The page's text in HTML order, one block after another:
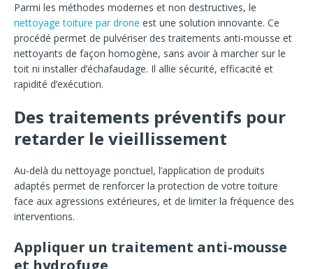
Parmi les méthodes modernes et non destructives, le
nettoyage toiture par drone est une solution innovante. Ce
procédé permet de pulvériser des traitements anti-mousse et
nettoyants de façon homogène, sans avoir à marcher sur le
toit ni installer d’échafaudage. Il allie sécurité, efficacité et
rapidité d’exécution.
Des traitements préventifs pour
retarder le vieillissement
Au-delà du nettoyage ponctuel, l’application de produits
adaptés permet de renforcer la protection de votre toiture
face aux agressions extérieures, et de limiter la fréquence des
interventions.
Appliquer un traitement anti-mousse